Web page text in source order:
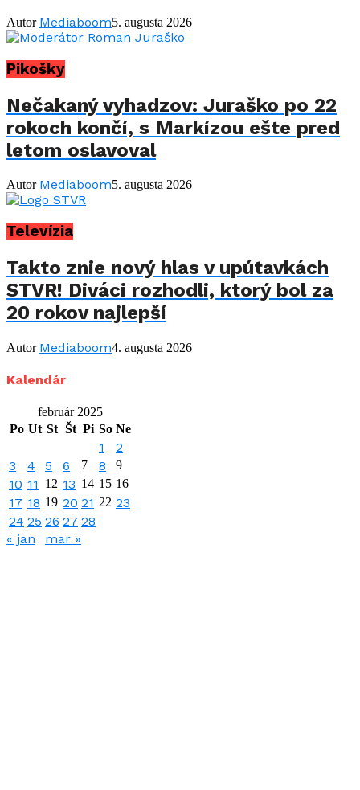
Autor Mediaboom5. augusta 2026
Pikošky
Nečakaný vyhadzov: Juraško po 22
rokoch končí, s Markízou ešte pred
letom oslavoval
Autor Mediaboom5. augusta 2026
Televízia
Takto znie nový hlas v upútavkách
STVR! Diváci rozhodli, ktorý bol za
20 rokov najlepší
Autor Mediaboom4. augusta 2026
Kalendár
február 2025
Po Ut St Št Pi So Ne
1
2
3
4 5 6 7 8 9
10 11 12 13 14 15 16
17 18 19 20 21 22 23
24 25 26 27 28
« jan
mar »